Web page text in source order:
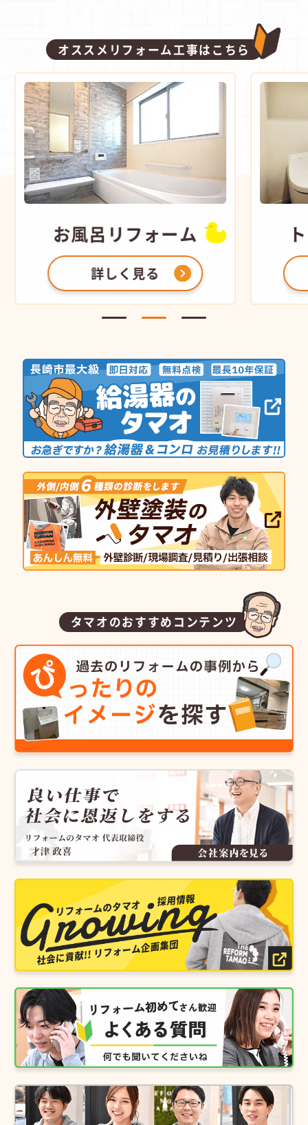
オススメリフォーム工事はこちら
お風呂 リフォーム
詳しく見る
タマオのおすすめコンテンツ